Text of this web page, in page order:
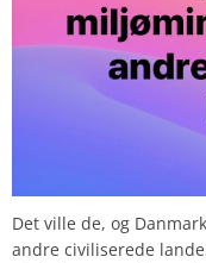
Det ville de, og
andre civiliserede